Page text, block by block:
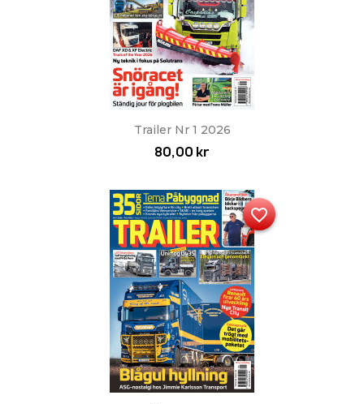
Trailer Nr 1 2026
80,00 kr
favorite_border